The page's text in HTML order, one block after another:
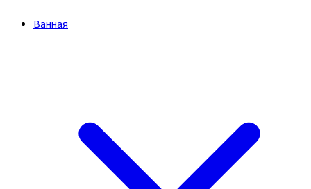
Ванная